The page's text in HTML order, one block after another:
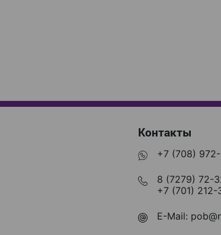
Контакты
+7 (708)
8 (7279) 72-
+7 (701) 212-
E-Mail: